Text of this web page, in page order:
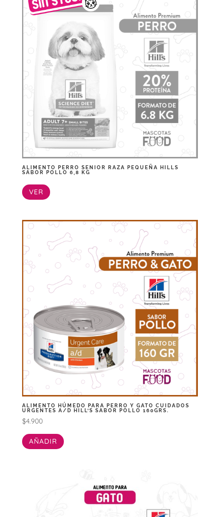
ALIMENTO PERRO SENIOR RAZA PEQUEÑA HILLS
SABOR POLLO 6,8 KG
VER
ALIMENTO HÚMEDO PARA PERRO Y GATO CUIDADOS
URGENTES A/D HILL’S SABOR POLLO 160GRS.
$4.900
AÑADIR